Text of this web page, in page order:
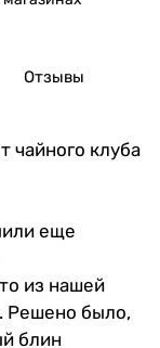
Отзывы
чайного клуба
еще
из нашей
Решено было,
блин